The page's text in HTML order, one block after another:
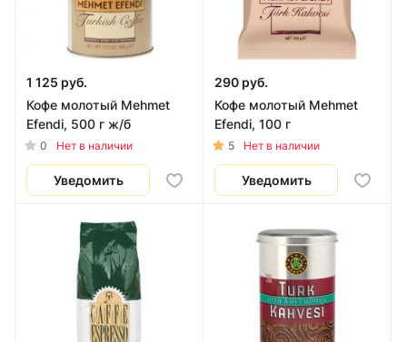
1 125 руб.
Кофе молотый Mehmet
Efendi, 500 г ж/б
0 Нет в наличии
Уведомить
290 руб.
Кофе молотый Mehmet
Efendi, 100 г
5 Нет в наличии
Уведомить